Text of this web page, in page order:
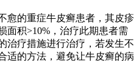
愈的重症牛皮癣患者，其皮疹
面积>10%，治疗此期患者需
治疗措施进行治疗，若发生不
适的方法，避免让牛皮癣的病